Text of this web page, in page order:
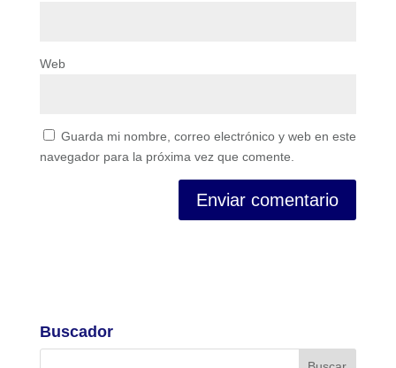
Web
Guarda mi nombre, correo electrónico y web en este
navegador para la próxima vez que comente.
Buscador